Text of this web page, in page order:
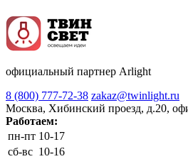
официальный партнер Arlight
8 (800) 777-72-38 zakaz@twinlight.ru
Москва, Хибинский проезд, д.20,
Работаем:
пн-пт 10-17
сб-вс 10-16